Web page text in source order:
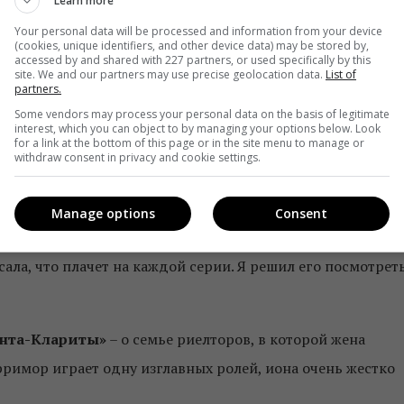
версию. Осенью выходит седьмой сезон,
нравится«Большая маленькая ложь». Я был в
в том же городе. Когда вернулся в Украину, то
же места и пейзажи.
сериал«Это мы»
, где одна из историй – жизнь
что плачет на каждой серии. Я решил его
Клариты»– о семье риелторов, в которой жена
играет одну изглавных ролей, иона очень жестко
Your personal data will be processed and information from your device
(cookies, unique identifiers, and other device data) may be stored by,
accessed by and shared with 227 partners, or used specifically by this
site. We and our partners may use precise geolocation data. List of
partners.
Some vendors may process your personal data on the basis of legitimate
interest, which you can object to by managing your options below. Look
for a link at the bottom of this page or in the site menu to manage or
withdraw consent in privacy and cookie settings.
Consent
Manage options